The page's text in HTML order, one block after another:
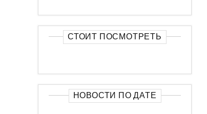
СТОИТ ПОСМОТРЕТЬ
НОВОСТИ ПО ДАТЕ